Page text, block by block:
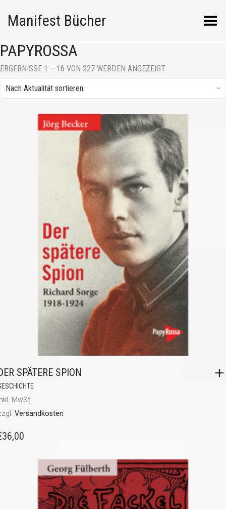
Manifest Bücher Menü umschalten
PAPYROSSA
ERGEBNISSE 1 – 16 VON 227 WERDEN ANGEZEIGT
Nach Aktualität sortieren
SPÄTERE SPION
MwSt.
Versandkosten
36,00